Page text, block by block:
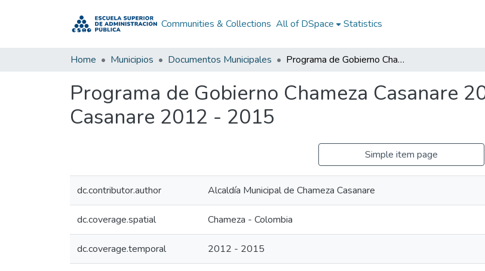
Communities & Collections All of DSpace Statistics
Home Municipios Documentos Municipales Programa de Gobierno Chameza Casanare 2012 - 2015: PG Chameza Casanare 2012 - 2015
Programa de Gobierno Chameza Casanare
Casanare 2012 - 2015
Simple item page
dc.contributor.author Alcaldía Municipal de Chameza Casanare
dc.coverage.spatial Chameza - Colombia
dc.coverage.temporal 2012 - 2015